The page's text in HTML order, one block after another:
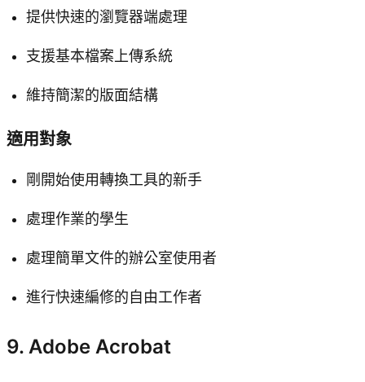
提供快速的瀏覽器端處理
支援基本檔案上傳系統
維持簡潔的版面結構
適用對象
剛開始使用轉換工具的新手
處理作業的學生
處理簡單文件的辦公室使用者
進行快速編修的自由工作者
9. Adobe Acrobat